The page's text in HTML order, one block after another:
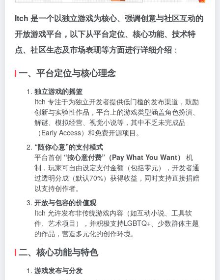
Itch 是一个以独立游戏为核心、强调创意与社区互动的
开放游戏平台，以下从平台定位、核心功能、技术特
点、社区生态及市场表现等方面进行详细介绍 ：
一、平台定位与核心理念
独立游戏的摇篮
Itch 专注于为独立开发者提供低门槛的发布渠道，鼓励
创新与实验性作品，平台上的游戏类型涵盖角色扮演、
解谜、模拟经营、视觉小说等，其中不乏未完成品
（Early Access）和免费开源项目。
“随你心意”的支付模式
平台首创 “按心意付费”（Pay What You Want） 机
制，玩家可自由设定支付金额（包括零元），开发者通
过透明分成（默认70%）获得收益，同时支持直接捐赠
以支持创作者。
开放与包容的价值观
Itch 允许发布非传统游戏内容（如互动小说、工具软
件、艺术项目），并积极支持LGBTQ+、少数群体主题
的作品，营造多元化的创作环境。
二、核心功能与特色
游戏发布与分发